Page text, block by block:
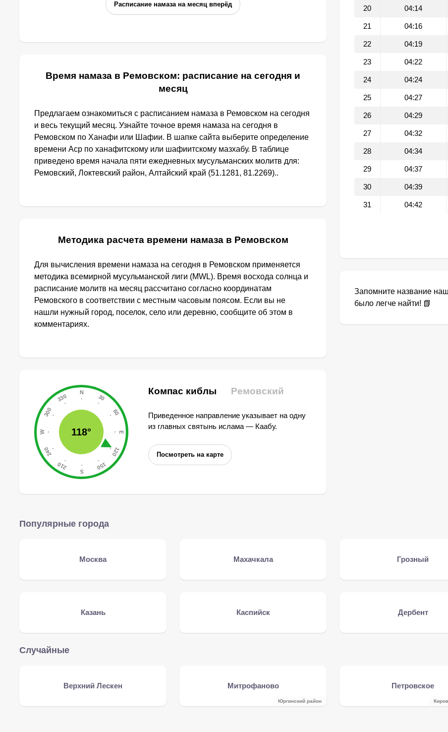
Расписание намаза на месяц вперёд
Время намаза в Ремовском: расписание на сегодня и
месяц
Предлагаем ознакомиться с расписанием намаза в Ремовском на сегодня
и весь текущий месяц. Узнайте точное время намаза на сегодня в
Ремовском по Ханафи или Шафии. В шапке сайта выберите определение
времени Аср по ханафитскому или шафиитскому мазхабу. В таблице
приведено время начала пяти ежедневных мусульманских молитв для:
Ремовский, Локтевский район, Алтайский край (51.1281, 81.2269)..
Методика расчета времени намаза в Ремовском
Для вычисления времени намаза на сегодня в Ремовском применяется
методика всемирной мусульманской лиги (MWL). Время восхода солнца и
расписание молитв на месяц рассчитано согласно координатам
Ремовского в соответствии с местным часовым поясом. Если вы не
нашли нужный город, поселок, село или деревню, сообщите об этом в
комментариях.
118°
Компас киблы Ремовский
Приведенное направление указывает на одну
из главных святынь ислама — Каабу.
Посмотреть на карте
20 04:14
21 04:16
22 04:19
23 04:22
24 04:24
25 04:27
26 04:29
27 04:32
28 04:34
29 04:37
30 04:39
31 04:42
Запомните название
было легче найти! 📗
Популярные города
Москва Махачкала Грозный
Казань Каспийск Дербент
Случайные
Верхний Лескен Митрофаново
Юргинский район
Петровское